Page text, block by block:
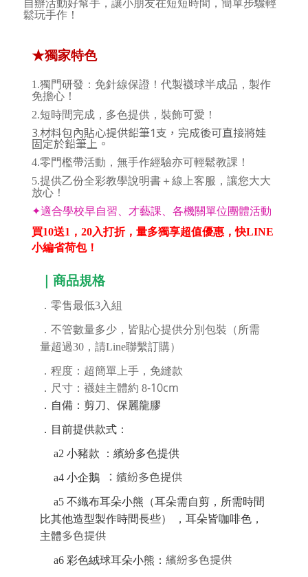
自辦活動好幫手，讓小朋友在短短時間，簡單步驟輕
鬆玩手作！
★獨家特色
1.獨門研發：免針線保證！代製襪球半成品，製作
免擔心！
2.短時間完成，多色提供，裝飾可愛！
3.材料包內貼心提供鉛筆1支，完成後可直接將娃
固定於鉛筆上。
4.零門檻帶活動，無手作經驗亦可輕鬆教課！
5.提供乙份全彩教學說明書＋線上客服，讓您大大
放心！
✦適合學校早自習、才藝課、各機關單位團體活動
買10送1，20入打折，量多獨享超值優惠，快LINE
小編省荷包！
｜商品規格
．零售最低3入組
．不管數量多少，皆貼心提供分別包裝（所需
量超過30，請Line聯繫訂購）
．程度：超簡單上手，免縫款
． 尺寸：襪娃主體約 8-10cm
． 自備：剪刀、保麗龍膠
．目前提供款式：
a2 小豬款 ：繽紛多色提供
a4 小企鵝 ： 繽紛多色提供
a5 不織布耳朵小熊（耳朵需自剪，所需時間
比其他造型製作時間長些） ，耳朵皆咖啡色，
主體多色提供
a6 彩色絨球耳朵小熊： 繽紛多色提供